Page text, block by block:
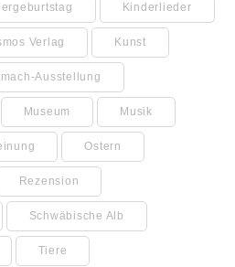
Kinderlieder
Verlag Kunst
Ausstellung
Museum Musik
Ostern
Rezension
Schwäbische Alb
Tiere